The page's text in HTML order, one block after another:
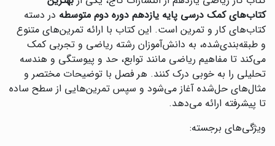
کتاب‌های کمک درسی پایه یازدهم دوره دوم متوسطه در دسته
کتاب‌های کار و تمرین است. این کتاب با ارائه تمرین‌های متنوع
و طبقه‌بندی‌شده، به دانش‌آموزان رشته ریاضی و تجربی کمک
می‌کند تا مفاهیم ریاضی مانند توابع، حد و پیوستگی و هندسه
تحلیلی را به خوبی درک کنند. هر فصل با توضیحات مختصر و
مثال‌های حل‌شده آغاز می‌شود و سپس تمرین‌هایی از سطح ساده
تا پیشرفته ارائه می‌دهد.
ویژگی‌های برجسته: